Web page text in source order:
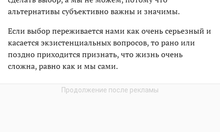
альтернативы субъективно важны и значимы.
Если выбор переживается нами как очень серьезный и
касается экзистенциальных вопросов, то рано или
поздно приходится признать, что жизнь очень
сложна, равно как и мы сами.